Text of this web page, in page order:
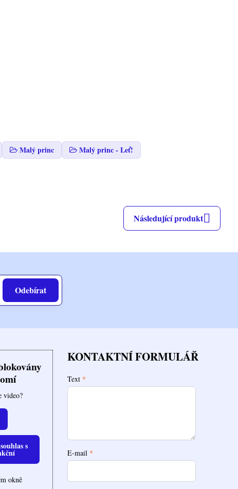
Malý princ Malý princ - Leť!
Následující produkt
Odebírat
video?
s
okně
KONTAKTNÍ FORMULÁŘ
Text *
E-mail *